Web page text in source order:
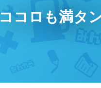
ココロも満タ